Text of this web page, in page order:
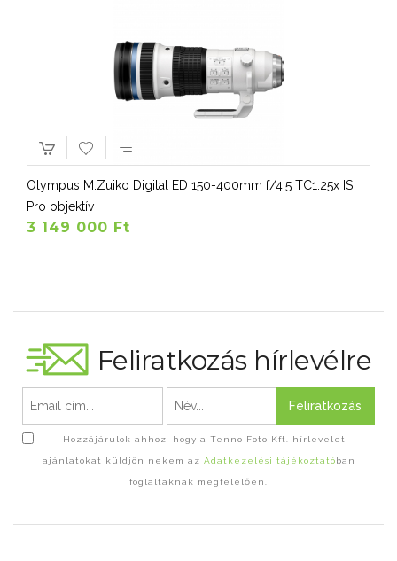
Olympus M.Zuiko Digital ED 150-400mm f/4.5 TC1.25x IS
Pro objektív
3 149 000 Ft
Feliratkozás hírlevélre
Feliratkozás
Hozzájárulok ahhoz, hogy a Tenno Foto Kft. hírlevelet,
ajánlatokat küldjön nekem az Adatkezelési tájékoztatóban
foglaltaknak megfelelően.